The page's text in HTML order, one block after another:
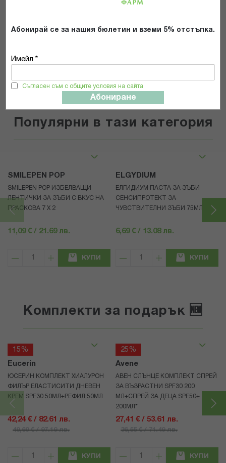
Абонирай се за нашия бюлетин и вземи 5% отстъпка.
Имейл *
Съгласен съм с общите условия на сайта
Абониране
Общите условия и политиката за
Популярни в тази категория
SMILEPEN POP
SMILEPEN POP ИЗБЕЛВАЩИ
ЛЕНТИЧКИ ЗА ЗЪБИ С ВКУС НА
ПРАСКОВА 7 Х 2
11,09 € / 21.69 лв.
КУПИ
ELGYDIUM
ЕЛГИДИУМ ПАСТА ЗА ЗЪБИ
СЕНСИПРОТЕКТ ЗА
ЧУВСТВИТЕЛНИ ЗЪБИ 75МЛ
6,69 € / 13.08 лв.
КУПИ
Комплекти за подарък 🆕
15%
Eucerin
ЮСЕРИН КОМПЛЕКТ ХИАЛУРОН
ФИЛЪР ЕЛАСТИСИТИ ДНЕВЕН
КРЕМ SPF30 50МЛ+РЕФИЛ 50МЛ
42,24 € / 82.61 лв.
49,69 € / 97.19 лв.
КУПИ
25%
Avene
АВЕН СЛЪНЦЕ КОМПЛЕКТ СПРЕЙ
ЗА ВЪЗРАСТНИ SPF30 200
МЛ+СПРЕЙ ЗА ДЕЦА SPF50+
200МЛ*
27,41 € / 53.61 лв.
36,55 € / 71.49 лв.
КУПИ